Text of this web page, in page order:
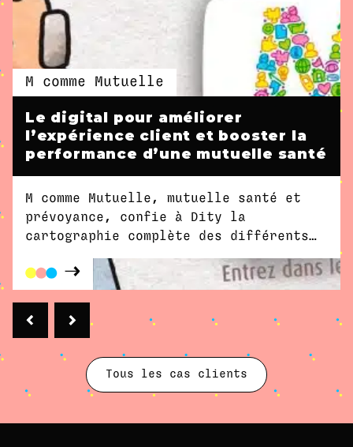
M comme Mutuelle
Le digital pour améliorer
l’expérience client et booster la
performance d’une mutuelle santé
M comme Mutuelle, mutuelle santé et
prévoyance, confie à Dity la
cartographie complète des différents
indépendant ou entreprise. Une
première prestation riche qui donne
la création de contenus, la gestion de
l'acquisition digitale. Une réelle
Tous les cas clients